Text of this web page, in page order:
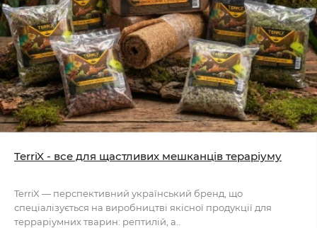
TerriX - все для щастливих мешканців тераріуму
TerriX — перспективний український бренд, що
спеціалізується на виробництві якісної продукції для
терраріумних тварин: рептилій, а..